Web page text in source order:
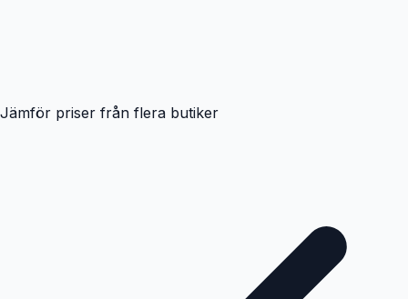
Jämför priser från flera butiker